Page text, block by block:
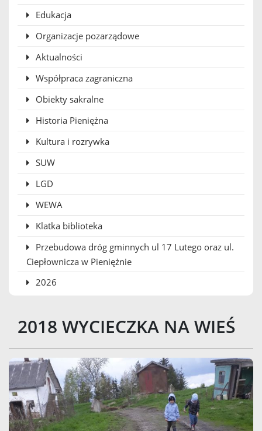
Edukacja
Organizacje pozarządowe
Aktualności
Współpraca zagraniczna
Obiekty sakralne
Historia Pieniężna
Kultura i rozrywka
SUW
LGD
WEWA
Klatka biblioteka
Przebudowa dróg gminnych ul 17 Lutego oraz ul.
Ciepłownicza w Pieniężnie
2026
2018 WYCIECZKA NA WIEŚ